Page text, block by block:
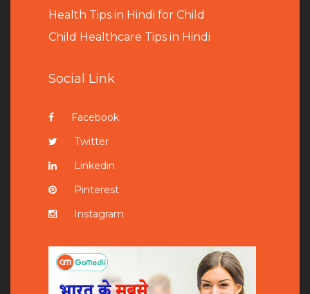
Health Tips in Hindi for Child
Child Healthcare Tips in Hindi
Social Link
Facebook
Twitter
Linkedin
Pinterest
Instagram